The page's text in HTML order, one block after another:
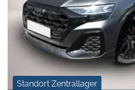
Standort Zentrallager